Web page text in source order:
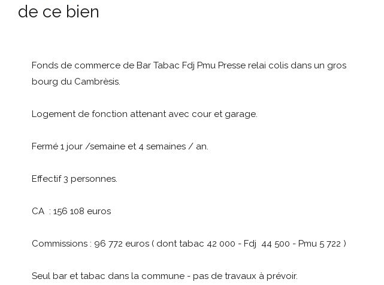
de ce bien
Fonds de commerce de Bar Tabac Fdj Pmu Presse relai colis dans un gros
bourg du Cambrèsis.
Logement de fonction attenant avec cour et garage.
Fermé 1 jour /semaine et 4 semaines / an.
Effectif 3 personnes.
CA : 156 108 euros
Commissions : 96 772 euros ( dont tabac 42 000 - Fdj 44 500 - Pmu 5 722 )
Seul bar et tabac dans la commune - pas de travaux à prévoir.